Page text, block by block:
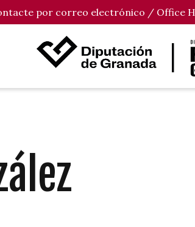
por correo electrónico / Office